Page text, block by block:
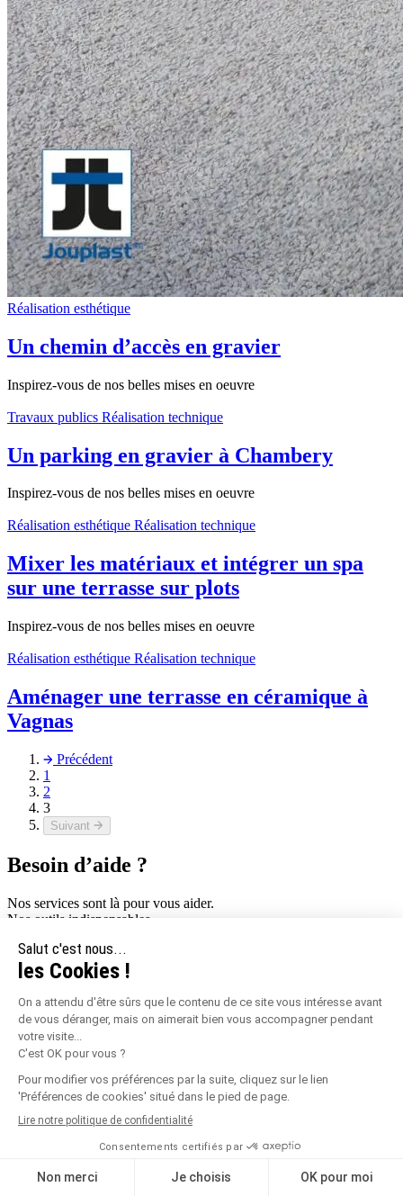
Réalisation esthétique
Un chemin d’accès en gravier
Inspirez-vous de nos belles mises en oeuvre
Travaux publics Réalisation technique
Un parking en gravier à Chambery
Inspirez-vous de nos belles mises en oeuvre
Réalisation esthétique Réalisation technique
Mixer les matériaux et intégrer un spa
sur une terrasse sur plots
Inspirez-vous de nos belles mises en oeuvre
Réalisation esthétique Réalisation technique
Aménager une terrasse en céramique à
Vagnas
Précédent
1
2
3
Suivant
Besoin d’aide ?
Nos services sont là pour vous aider.
Nos outils indispensables
PENSEZ VOTRE AMÉNAGEMENT DE A À Z
Créons ensemble votre terrasse sur-mesure et obtenez toutes les
infos nécessaires pour la construire.
ACCÉDEZ À L’APPLICATION
DÉCOUVREZ NOTRE E-CATALOGUE